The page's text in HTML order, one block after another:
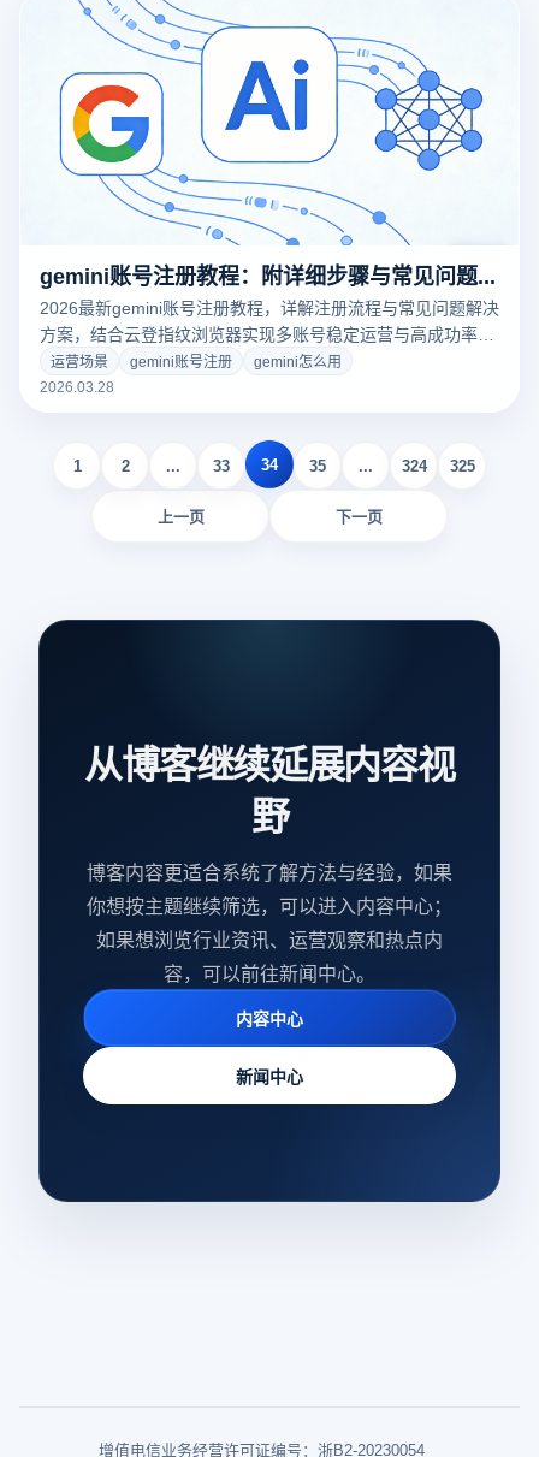
gemini账号注册教程：附详细步骤与常见问题解决方案
2026最新gemini账号注册教程，详解注册流程与常见问题解决
方案，结合云登指纹浏览器实现多账号稳定运营与高成功率注
册。
运营场景 gemini账号注册
gemini怎么用
2026.03.28
上一页
1 2 ... 33 34 35 ... 324 325
下一页
从博客继续延展内容视
野
博客内容更适合系统了解方法与经验，如果
你想按主题继续筛选，可以进入内容中心；
如果想浏览行业资讯、运营观察和热点内
容，可以前往新闻中心。
内容中心
新闻中心
增值电信业务经营许可证编号：浙B2-20230054